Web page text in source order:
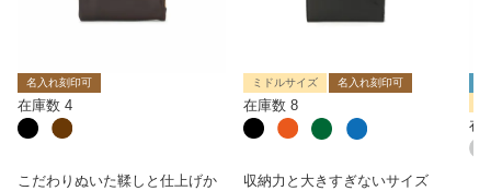
名入れ刻印可
在庫数 4
こだわりぬいた鞣しと仕上げか
ミドルサイズ 名入れ刻印可
在庫数 8
収納力と大きすぎないサイズ
在